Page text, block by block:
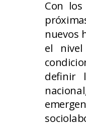
Con
nuevos
el
definir